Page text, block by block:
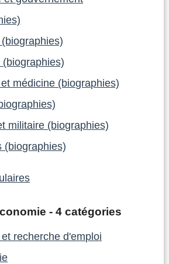
(biographies)
médicine (biographies)
militaire (biographies)
(biographies)
- 4 catégories
recherche d'emploi